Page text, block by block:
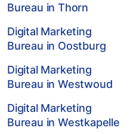
Bureau in Thorn
Digital Marketing
Bureau in Oostburg
Digital Marketing
Bureau in Westwoud
Digital Marketing
Bureau in Westkapelle